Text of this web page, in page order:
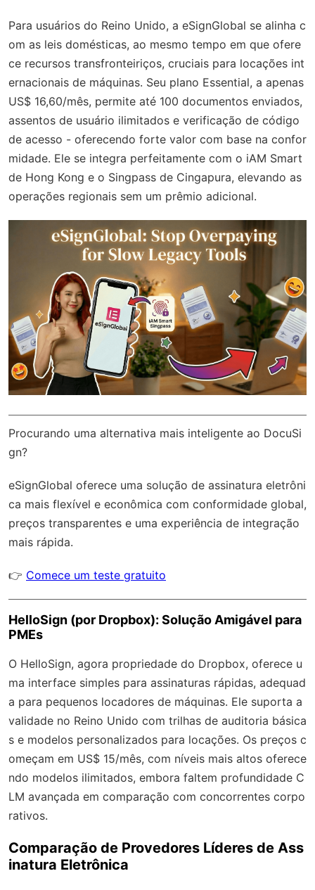
Para usuários do Reino Unido, a eSignGlobal se alinha c
om as leis domésticas, ao mesmo tempo em que ofere
ce recursos transfronteiriços, cruciais para locações int
ernacionais de máquinas. Seu plano Essential, a apenas
US$ 16,60/mês, permite até 100 documentos enviados,
assentos de usuário ilimitados e verificação de código
de acesso - oferecendo forte valor com base na confor
midade. Ele se integra perfeitamente com o iAM Smart
de Hong Kong e o Singpass de Cingapura, elevando as
operações regionais sem um prêmio adicional.
Procurando uma alternativa mais inteligente ao DocuSi
gn?
eSignGlobal oferece uma solução de assinatura eletrôni
ca mais flexível e econômica com conformidade global,
preços transparentes e uma experiência de integração
mais rápida.
👉 Comece um teste gratuito
HelloSign (por Dropbox): Solução Amigável para
PMEs
O HelloSign, agora propriedade do Dropbox, oferece u
ma interface simples para assinaturas rápidas, adequad
a para pequenos locadores de máquinas. Ele suporta a
validade no Reino Unido com trilhas de auditoria básica
s e modelos personalizados para locações. Os preços c
omeçam em US$ 15/mês, com níveis mais altos oferece
ndo modelos ilimitados, embora faltem profundidade C
LM avançada em comparação com concorrentes corpo
rativos.
Comparação de Provedores Líderes de Ass
inatura Eletrônica